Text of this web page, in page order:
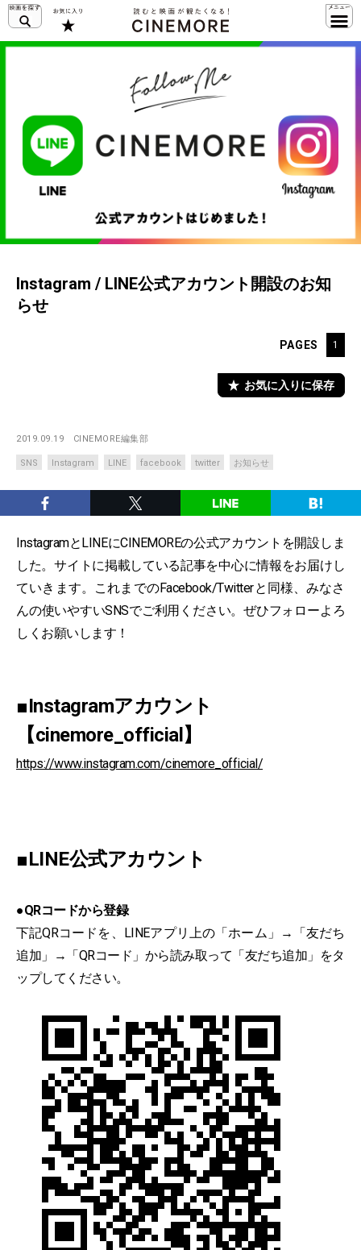
Instagram / LINE公式アカウント開設のお知
らせ
PAGES 1
お気に入りに保存
2019.09.19 CINEMORE編集部
SNS Instagram LINE facebook twitter お知らせ
InstagramとLINEにCINEMOREの公式アカウントを開設しま
した。サイトに掲載している記事を中心に情報をお届けし
ていきます。これまでのFacebook/Twitterと同様、みなさ
んの使いやすいSNSでご利用ください。ぜひフォローよろ
しくお願いします！
■Instagramアカウント
【cinemore_official】
https://www.instagram.com/cinemore_official/
■LINE公式アカウント
●QRコードから登録
下記QRコードを、LINEアプリ上の「ホーム」→「友だち
追加」→「QRコード」から読み取って「友だち追加」をタ
ップしてください。